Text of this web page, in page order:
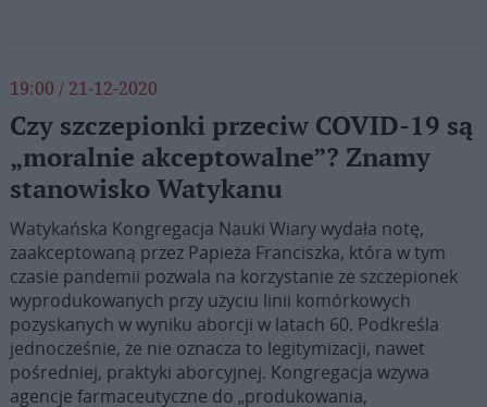
19:00 / 21-12-2020
Czy szczepionki przeciw COVID-19 są
„moralnie akceptowalne”? Znamy
stanowisko Watykanu
Watykańska Kongregacja Nauki Wiary wydała notę,
zaakceptowaną przez Papieża Franciszka, która w tym
czasie pandemii pozwala na korzystanie ze szczepionek
wyprodukowanych przy użyciu linii komórkowych
pozyskanych w wyniku aborcji w latach 60. Podkreśla
jednocześnie, że nie oznacza to legitymizacji, nawet
pośredniej, praktyki aborcyjnej. Kongregacja wzywa
agencje farmaceutyczne do „produkowania,